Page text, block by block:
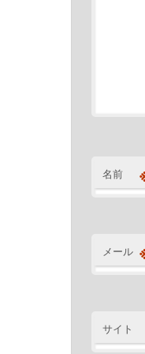
名前
メール
サイト